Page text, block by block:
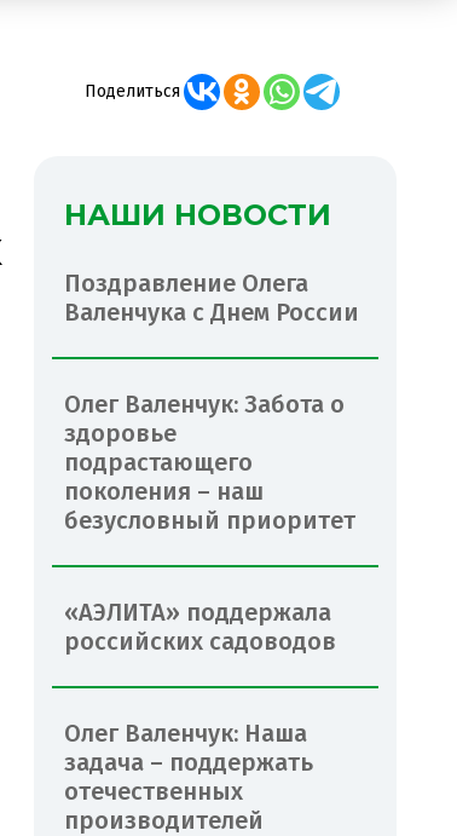
Поделиться
НАШИ НОВОСТИ
Поздравление Олега
Валенчука с Днем России
Олег Валенчук: Забота о
здоровье
подрастающего
поколения – наш
безусловный приоритет
«АЭЛИТА» поддержала
российских садоводов
Олег Валенчук: Наша
задача – поддержать
отечественных
производителей